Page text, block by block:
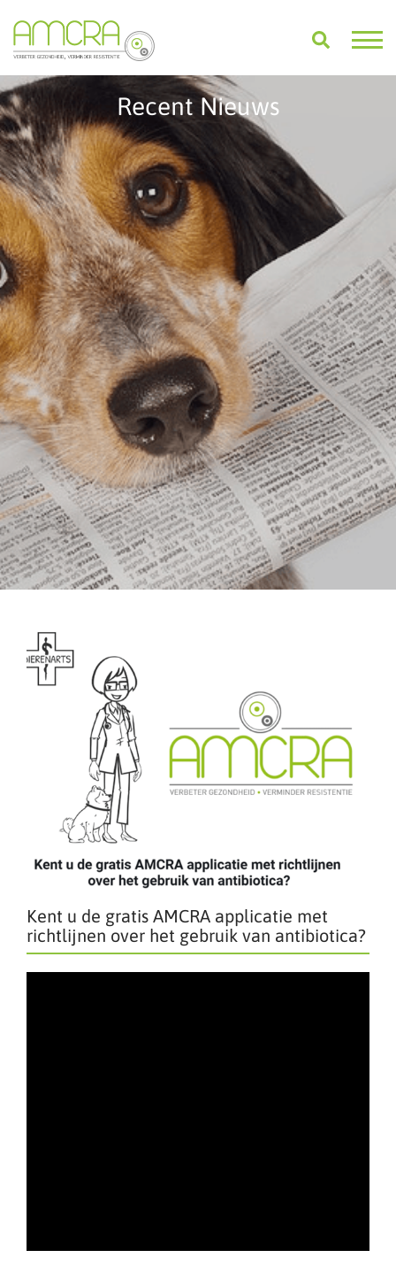
Recent Nieuws
Kent u de gratis AMCRA applicatie met
richtlijnen over het gebruik van antibiotica?